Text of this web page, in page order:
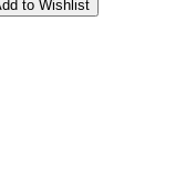
to Wishlist